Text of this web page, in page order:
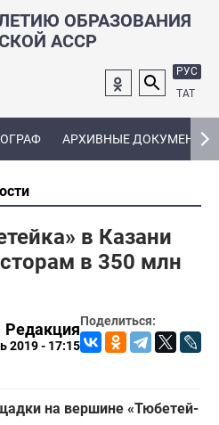
ОБРАЗОВАНИЯ
АССР
РУС
ТАТ
АРХИВНЫЕ ДОКУМЕНТЫ
в Казани
в 350 млн
Поделиться:
Редакция
2019 - 17:15
на вершине «Тюбетей-